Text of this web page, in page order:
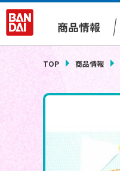
商品情報
TOP 商品情報